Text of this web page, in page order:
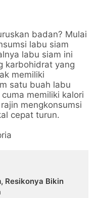
badan? Mulai
labu siam
labu siam ini
karbohidrat yang
memiliki
satu buah labu
memiliki kalori
mengkonsumsi
cepat turun.
Resikonya Bikin